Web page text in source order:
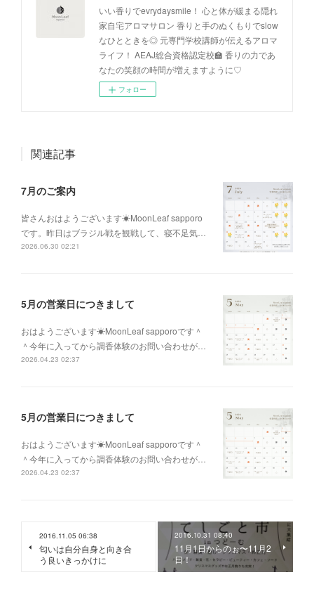
いい香りでevrydaysmile！ 心と体が緩まる隠れ
家自宅アロマサロン 香りと手のぬくもりでslow
なひとときを◎ 元専門学校講師が伝えるアロマ
ライフ！ AEAJ総合資格認定校🏫 香りの力であ
なたの笑顔の時間が増えますように♡
フォロー
関連記事
7月のご案内
皆さんおはようございます☀MoonLeaf sapporo
です。昨日はブラジル戦を観戦して、寝不足気…
2026.06.30 02:21
5月の営業日につきまして
おはようございます☀MoonLeaf sapporoです＾
＾今年に入ってから調香体験のお問い合わせが…
2026.04.23 02:37
5月の営業日につきまして
おはようございます☀MoonLeaf sapporoです＾
＾今年に入ってから調香体験のお問い合わせが…
2026.04.23 02:37
2016.11.05 06:38
匂いは自分自身と向き合
う良いきっかけに
2016.10.31 08:40
11月1日からのぉ〜11月2
日！